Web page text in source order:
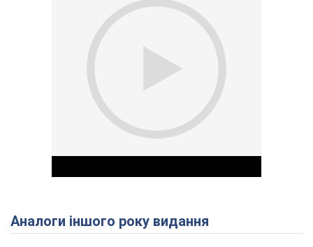
Аналоги іншого року видання